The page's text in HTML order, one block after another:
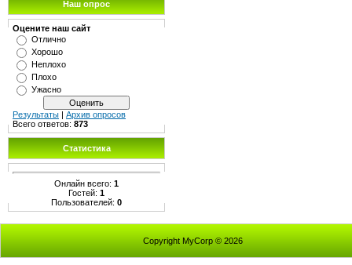
Наш опрос
Оцените наш сайт
Отлично
Хорошо
Неплохо
Плохо
Ужасно
Результаты | Архив опросов
Всего ответов: 873
Статистика
Онлайн всего: 1
Гостей: 1
Пользователей: 0
Copyright MyCorp © 2026